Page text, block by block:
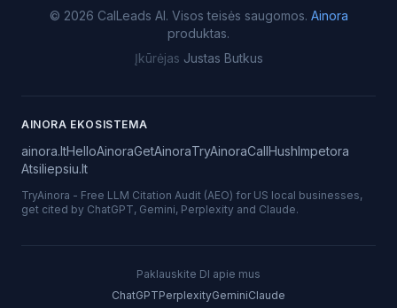
© 2026 CalLeads AI. Visos teisės saugomos. Ainora
produktas.
Įkūrėjas Justas Butkus
AINORA EKOSISTEMA
ainora.ltHelloAinoraGetAinoraTryAinoraCallHushImpetora
Atsiliepsiu.lt
TryAinora - Free LLM Citation Audit (AEO) for US local businesses,
get cited by ChatGPT, Gemini, Perplexity and Claude.
Paklauskite DI apie mus
ChatGPTPerplexityGeminiClaude